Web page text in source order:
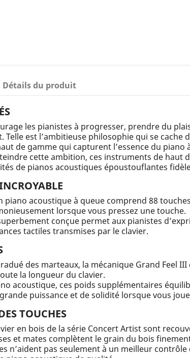
Détails du produit
les pianistes à progresser, prendre du
Telle est l’ambitieuse philosophie qui se
de gamme qui capturent l’essence du
cette ambition, ces instruments de haut
de pianos acoustiques époustouflantes
piano acoustique à queue comprend 88
lorsque vous pressez une touche.
conçue permet aux pianistes
tactiles transmises par le clavier.
des marteaux, la mécanique Grand Feel
la longueur du clavier.
acoustique, ces poids supplémentaires
puissance et de solidité lorsque vous
TOUCHES
en bois de la série Concert Artist sont
et mates complètent le grain du bois
n’aident pas seulement à un meilleur